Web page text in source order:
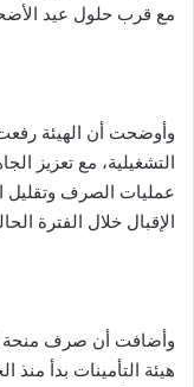
مع قرب حلول عيد
وأوضحت أن الهيئة
التشغيلية، مع تعزيز
عمليات الصرف وتقليل
الإقبال خلال الفترة
وأضافت أن صرف منحة